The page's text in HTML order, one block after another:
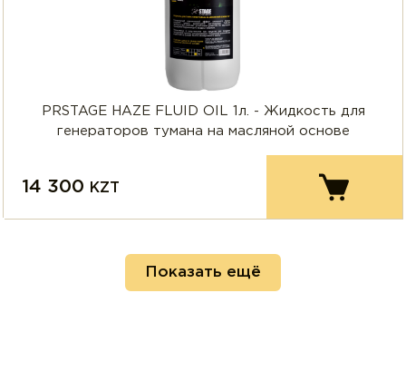
PRSTAGE HAZE FLUID OIL 1л. - Жидкость для
генераторов тумана на масляной основе
14 300 KZT
Показать ещё